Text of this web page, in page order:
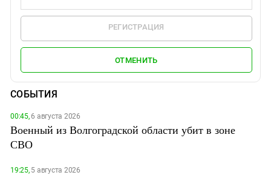
РЕГИСТРАЦИЯ
ОТМЕНИТЬ
СОБЫТИЯ
00:45,6 августа 2026
Военный из Волгоградской области убит в зоне
СВО
19:25,5 августа 2026